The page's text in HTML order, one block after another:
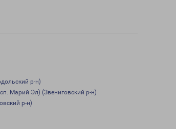
р-н)
Марий Эл) (Звениговский р-н)
р-н)